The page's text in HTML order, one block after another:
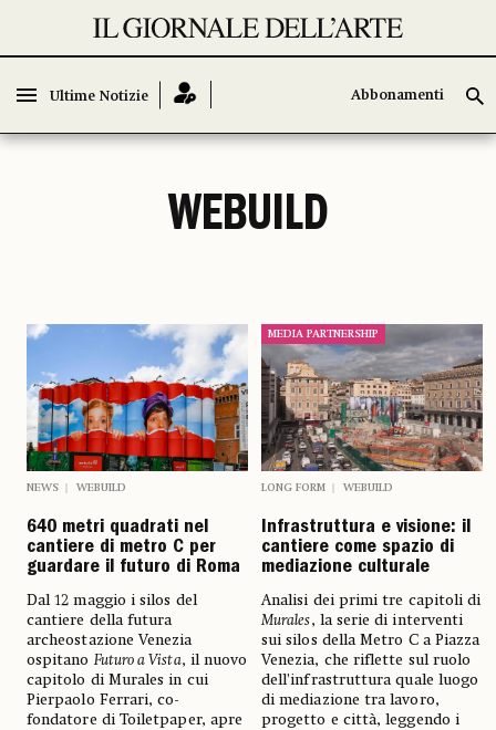
Ultime Notizie Abbonamenti
Ultime Notizie Abbonamenti
WEBUILD
NEWS WEBUILD
640 metri quadrati nel
cantiere di metro C per
guardare il futuro di Roma
Dal 12 maggio i silos del
cantiere della futura
archeostazione Venezia
ospitanoFuturo a Vista, il nuovo
capitolo di Murales in cui
Pierpaolo Ferrari, co-
fondatore di Toiletpaper, apre
MEDIA PARTNERSHIP
LONG FORM WEBUILD
Infrastruttura e visione: il
cantiere come spazio di
mediazione culturale
Analisi dei primi tre capitoli di
Murales, la serie di interventi
sui silos della Metro C a Piazza
Venezia, che riflette sul ruolo
dell’infrastruttura quale luogo
di mediazione tra lavoro,
progetto e città, leggendo i